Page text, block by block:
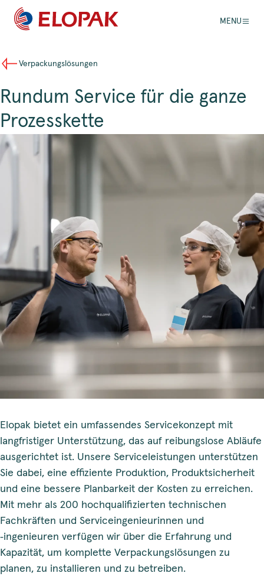
MENU
Verpackungslösungen
Rundum Service für die ganze
Prozesskette
Elopak bietet ein umfassendes Servicekonzept mit
langfristiger Unterstützung, das auf reibungslose Abläufe
ausgerichtet ist. Unsere Serviceleistungen unterstützen
Sie dabei, eine effiziente Produktion, Produktsicherheit
und eine bessere Planbarkeit der Kosten zu erreichen.
Mit mehr als 200 hochqualifizierten technischen
Fachkräften und Serviceingenieurinnen und
‑ingenieuren verfügen wir über die Erfahrung und
Kapazität, um komplette Verpackungslösungen zu
planen, zu installieren und zu betreiben.